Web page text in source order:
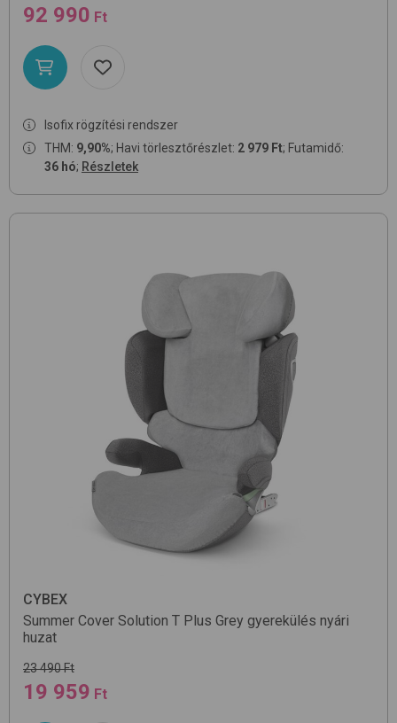
92 990 Ft
Isofix rögzítési rendszer
THM: 9,90%; Havi törlesztőrészlet: 2 979 Ft; Futamidő:
36 hó; Részletek
CYBEX
Summer Cover Solution T Plus Grey gyerekülés nyári
huzat
23 490 Ft
19 959 Ft